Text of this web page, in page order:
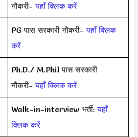
नौकरी-यहाँ क्लिक करें
PG पास सरकारी नौकरी-यहाँ क्लिक
करें
Ph.D./ M.Phil पास सरकारी
नौकरी-यहाँ क्लिक करें
Walk–in–interview भर्ती:यहाँ
क्लिक करें